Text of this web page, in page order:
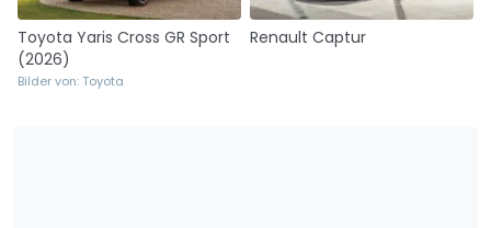
Toyota Yaris Cross GR Sport
(2026)
Bilder von: Toyota
Renault Captur